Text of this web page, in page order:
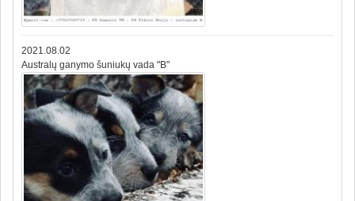
2021.08.02
Australų ganymo šuniukų vada "B"